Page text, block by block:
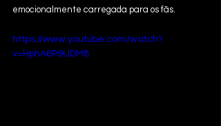
emocionalmente carregada para os fãs.
https://www.youtube.com/watch?
v=HphA6P9UDM8